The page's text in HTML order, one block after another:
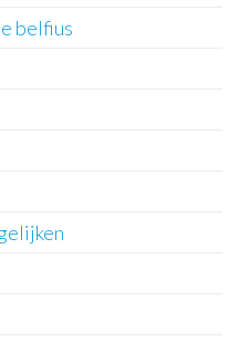
belfius